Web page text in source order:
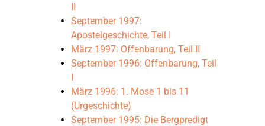
II
September 1997:
Apostelgeschichte, Teil I
März 1997: Offenbarung, Teil II
September 1996: Offenbarung, Teil
I
März 1996: 1. Mose 1 bis 11
(Urgeschichte)
September 1995: Die Bergpredigt